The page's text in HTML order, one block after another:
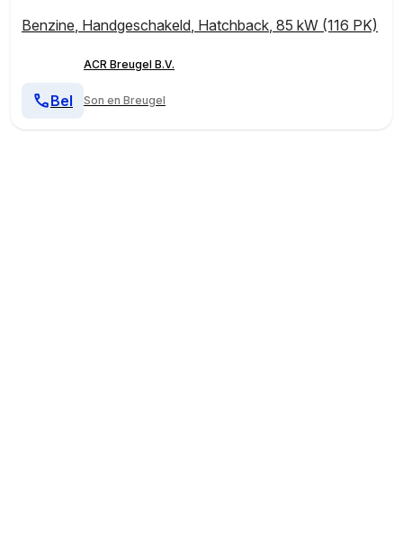
Benzine, Handgeschakeld, Hatchback, 85 kW (116 PK)
ACR Breugel B.V.
Son en Breugel
Bel